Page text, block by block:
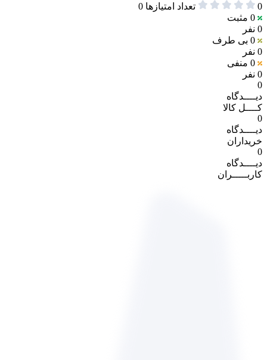
0 تعداد امتیازها 0
0 مثبت
0 نفر
0 بی طرف
0 نفر
0 منفی
0 نفر
0
دیــــدگاه
کــــل کالا
0
دیــــدگاه
خریداران
0
دیــــدگاه
کاربـــــران